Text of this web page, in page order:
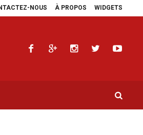
NOUS À PROPOS WIDGETS
de la RDC. Parlement panafricain : à